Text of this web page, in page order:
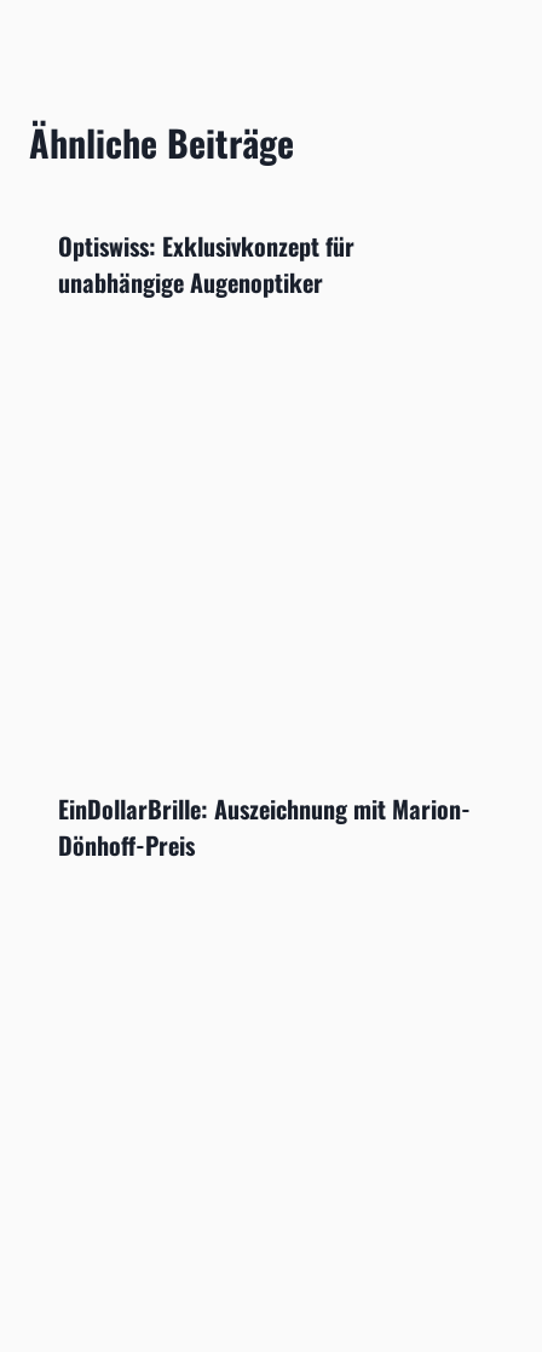
Ähnliche Beiträge
Optiswiss: Exklusivkonzept für
unabhängige Augenoptiker
EinDollarBrille: Auszeichnung mit Marion-
Dönhoff-Preis